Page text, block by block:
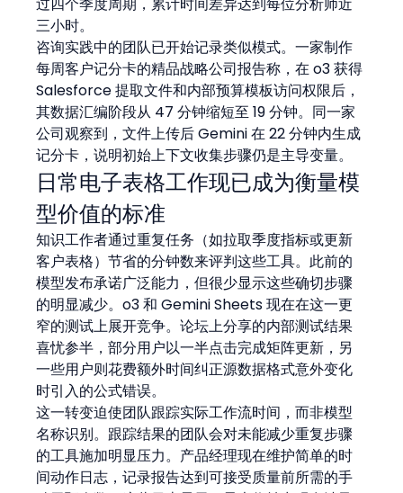
三小时。
咨询实践中的团队已开始记录类似模式。一家制作
每周客户记分卡的精品战略公司报告称，在 o3 获得
Salesforce 提取文件和内部预算模板访问权限后，
其数据汇编阶段从 47 分钟缩短至 19 分钟。同一家
公司观察到，文件上传后 Gemini 在 22 分钟内生成
记分卡，说明初始上下文收集步骤仍是主导变量。
日常电子表格工作现已成为衡量模
型价值的标准
知识工作者通过重复任务（如拉取季度指标或更新
客户表格）节省的分钟数来评判这些工具。此前的
模型发布承诺广泛能力，但很少显示这些确切步骤
的明显减少。o3 和 Gemini Sheets 现在在这一更
窄的测试上展开竞争。论坛上分享的内部测试结果
喜忧参半，部分用户以一半点击完成矩阵更新，另
一些用户则花费额外时间纠正源数据格式意外变化
时引入的公式错误。
这一转变迫使团队跟踪实际工作流时间，而非模型
名称识别。跟踪结果的团队会对未能减少重复步骤
的工具施加明显压力。产品经理现在维护简单的时
间动作日志，记录报告达到可接受质量前所需的手